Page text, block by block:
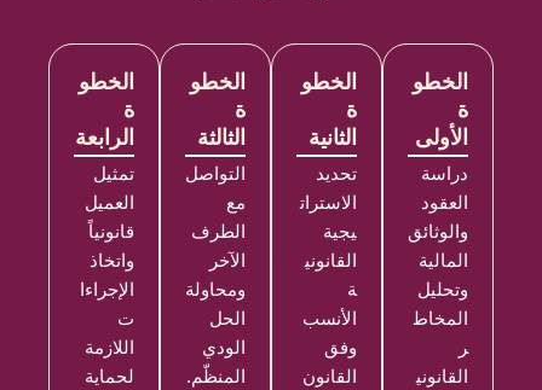
الخطو
ة
الأولى
دراسة
العقود
والوثائق
المالية
وتحليل
المخاط
ر
القانوني
الخطو
ة
الثانية
تحديد
الاسترات
يجية
القانوني
ة
الأنسب
وفق
القانون
الخطو
ة
الثالثة
التواصل
مع
الطرف
الآخر
ومحاولة
الحل
الودي
المنظّم.
الخطو
ة
الرابعة
تمثيل
العميل
قانونياً
واتخاذ
الإجراءا
ت
اللازمة
لحماية